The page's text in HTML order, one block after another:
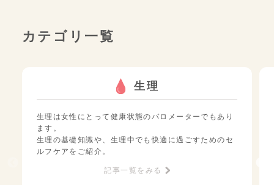
カテゴリ一覧
生理
生理は女性にとって健康状態のバロメーターでもあり
ます。
生理の基礎知識や、生理中でも快適に過ごすためのセ
ルフケアをご紹介。
記事一覧をみる